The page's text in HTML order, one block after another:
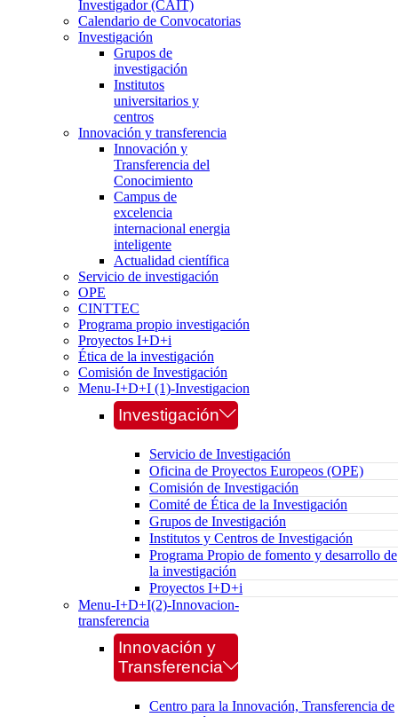
Investigador (CAIT)
Calendario de Convocatorias
Investigación
Grupos de
investigación
Institutos
universitarios y
centros
Innovación y transferencia
Innovación y
Transferencia del
Conocimiento
Campus de
excelencia
internacional energia
inteligente
Actualidad científica
Servicio de investigación
OPE
CINTTEC
Programa propio investigación
Proyectos I+D+i
Ética de la investigación
Comisión de Investigación
Menu-I+D+I (1)-Investigacion
Investigación
Servicio de Investigación
Oficina de Proyectos Europeos (OPE)
Comisión de Investigación
Comité de Ética de la Investigación
Grupos de Investigación
Institutos y Centros de Investigación
Programa Propio de fomento y desarrollo de
la investigación
Proyectos I+D+i
Menu-I+D+I(2)-Innovacion-
transferencia
Innovación y
Transferencia
Centro para la Innovación, Transferencia de